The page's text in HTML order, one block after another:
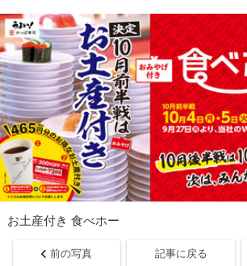
お土産付き 食べホー
前の写真 記事に戻る